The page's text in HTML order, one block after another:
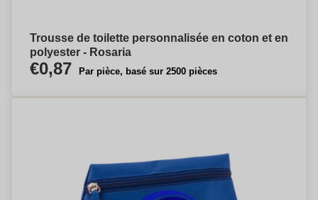
pochettes de maquillage personnalisées.
Trousse de toilette personnalisée en coton et en
polyester - Rosaria
€0,87 Par pièce, basé sur 2500 pièces